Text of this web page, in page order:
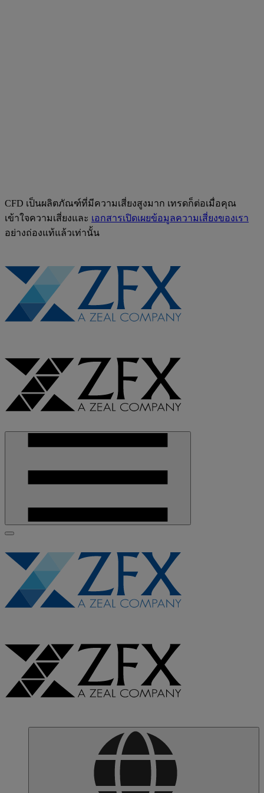
CFD เป็นผลิตภัณฑ์ที่มีความเสี่ยงสูงมาก เทรดก็ต่อเมื่อคุณ
เข้าใจความเสี่ยงและ เอกสารเปิดเผยข้อมูลความเสี่ยงของเรา
อย่างถ่องแท้แล้วเท่านั้น